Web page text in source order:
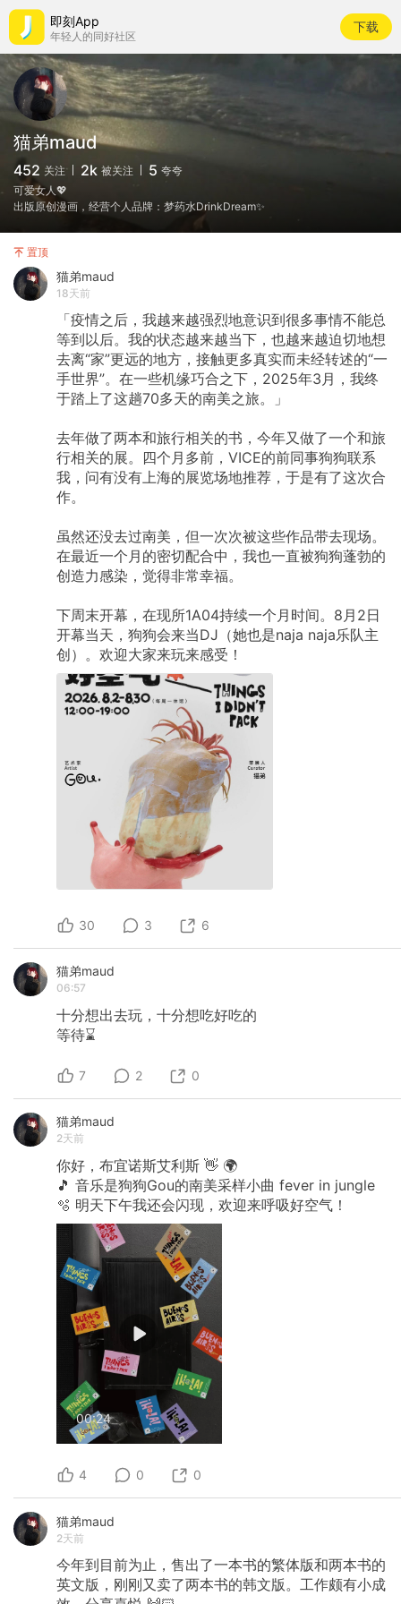
即刻App
年轻人的同好社区
下载
猫弟maud
452 关注 2k 被关注 5 夸夸
可爱女人💖
出版原创漫画，经营个人品牌：梦药水DrinkDream✨
置顶
猫弟maud
18天前
「疫情之后，我越来越强烈地意识到很多事情不能总
等到以后。我的状态越来越当下，也越来越迫切地想
去离“家”更远的地方，接触更多真实而未经转述的“一
手世界”。在一些机缘巧合之下，2025年3月，我终
于踏上了这趟70多天的南美之旅。」
去年做了两本和旅行相关的书，今年又做了一个和旅
行相关的展。四个月多前，VICE的前同事狗狗联系
我，问有没有上海的展览场地推荐，于是有了这次合
作。
虽然还没去过南美，但一次次被这些作品带去现场。
在最近一个月的密切配合中，我也一直被狗狗蓬勃的
创造力感染，觉得非常幸福。
下周末开幕，在现所1A04持续一个月时间。8月2日
开幕当天，狗狗会来当DJ（她也是naja naja乐队主
创）。欢迎大家来玩来感受！
30 3 6
猫弟maud
06:57
十分想出去玩，十分想吃好吃的
等待⌛️
7 2 0
猫弟maud
2天前
你好，布宜诺斯艾利斯 👋 🌍
🎵 音乐是狗狗Gou的南美采样小曲 fever in jungle
🫧 明天下午我还会闪现，欢迎来呼吸好空气！
00:24
4 0 0
猫弟maud
2天前
今年到目前为止，售出了一本书的繁体版和两本书的
英文版，刚刚又卖了两本书的韩文版。工作颇有小成